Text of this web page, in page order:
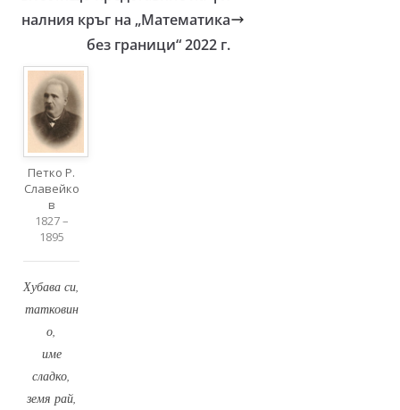
налния кръг на „Математика
без граници“ 2022 г.
Петко Р.
Славейко
в
1827 –
1895
Хубава си,
татковин
о,
име
сладко,
земя рай,